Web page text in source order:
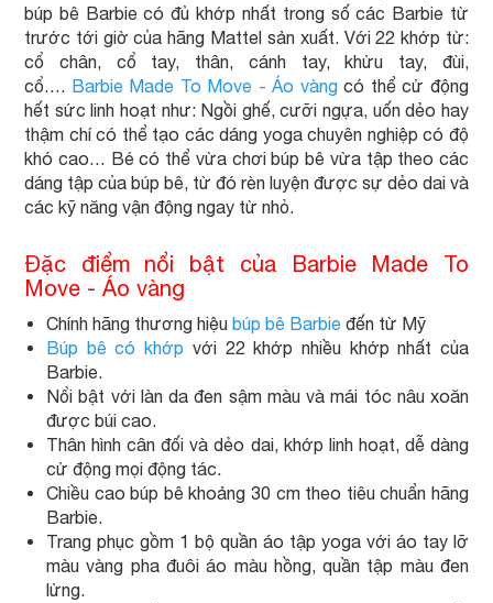
búp bê Barbie có đủ khớp nhất trong số các Barbie từ
trước tới giờ của hãng Mattel sản xuất. Với 22 khớp từ:
cổ chân, cổ tay, thân, cánh tay, khửu tay, đùi,
cổ…. Barbie Made To Move - Áo vàngcó thể cử động
hết sức linh hoạt như: Ngồi ghế, cưỡi ngựa, uốn dẻo hay
thậm chí có thể tạo các dáng yoga chuyên nghiệp có độ
khó cao… Bé có thể vừa chơi búp bê vừa tập theo các
dáng tập của búp bê, từ đó rèn luyện được sự dẻo dai và
các kỹ năng vận động ngay từ nhỏ.
Đặc điểm nổi bật của Barbie Made To
Move - Áo vàng
Chính hãng thương hiệu búp bê Barbie đến từ Mỹ
Búp bê có khớp với 22 khớp nhiều khớp nhất của
Barbie.
Nổi bật với làn da đen sậm màu và mái tóc nâu xoăn
được búi cao.
Thân hình cân đối và dẻo dai, khớp linh hoạt, dễ dàng
cử động mọi động tác.
Chiều cao búp bê khoảng 30 cm theo tiêu chuẩn hãng
Barbie.
Trang phục gồm 1 bộ quần áo tập yoga với áo tay lỡ
màu vàng pha đuôi áo màu hồng, quần tập màu đen
lửng.